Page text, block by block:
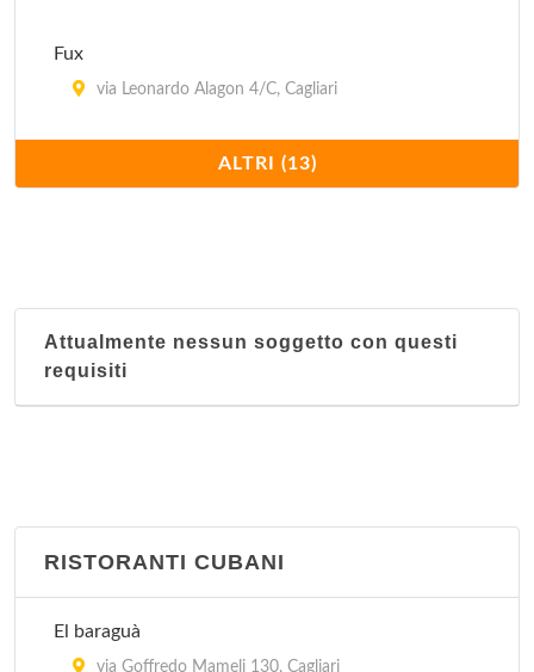
Fux
via Leonardo Alagon 4/C, Cagliari
viale Armando Diaz 91, Cagliari
Il Paradiso
ALTRI (13)
Attualmente nessun soggetto con questi
requisiti
RISTORANTI CUBANI
El baraguà
via Goffredo Mameli 130, Cagliari